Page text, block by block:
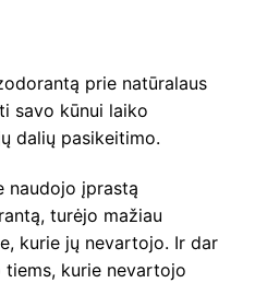
prie natūralaus
savo kūnui laiko
dalių pasikeitimo.
naudojo įprastą
turėjo mažiau
kurie jų nevartojo. Ir dar
kurie nevartojo